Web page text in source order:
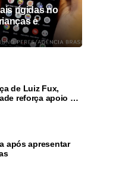
rígidas no
e
de Luiz Fux,
reforça apoio a
após apresentar